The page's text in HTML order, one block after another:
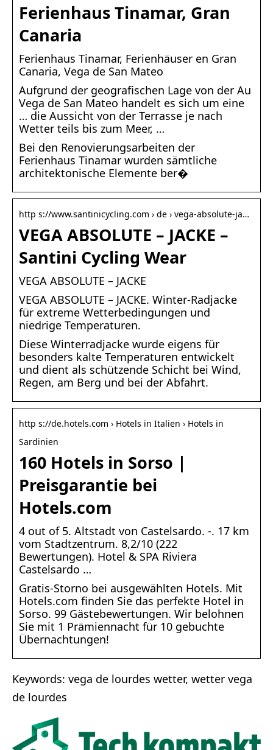
Ferienhaus Tinamar, Gran
Canaria
Ferienhaus Tinamar, Ferienhäuser en Gran
Canaria, Vega de San Mateo
Aufgrund der geografischen Lage von der Au
Vega de San Mateo handelt es sich um eine
… die Aussicht von der Terrasse je nach
Wetter teils bis zum Meer, …
Bei den Renovierungsarbeiten der
Ferienhaus Tinamar wurden sämtliche
architektonische Elemente ber�
http s://www.santinicycling.com › de › vega-absolute-ja…
VEGA ABSOLUTE – JACKE –
Santini Cycling Wear
VEGA ABSOLUTE – JACKE
VEGA ABSOLUTE – JACKE. Winter-Radjacke
für extreme Wetterbedingungen und
niedrige Temperaturen.
Diese Winterradjacke wurde eigens für
besonders kalte Temperaturen entwickelt
und dient als schützende Schicht bei Wind,
Regen, am Berg und bei der Abfahrt.
http s://de.hotels.com › Hotels in Italien › Hotels in
Sardinien
160 Hotels in Sorso |
Preisgarantie bei
Hotels.com
4 out of 5. Altstadt von Castelsardo. ‐. 17 km
vom Stadtzentrum. 8,2/10 (222
Bewertungen). Hotel & SPA Riviera
Castelsardo …
Gratis-Storno bei ausgewählten Hotels. Mit
Hotels.com finden Sie das perfekte Hotel in
Sorso. 99 Gästebewertungen. Wir belohnen
Sie mit 1 Prämiennacht für 10 gebuchte
Übernachtungen!
Keywords: vega de lourdes wetter, wetter vega
de lourdes